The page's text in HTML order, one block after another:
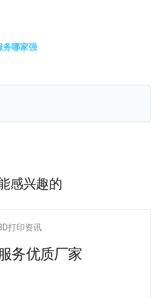
务哪家强
感兴趣的
打印资讯
务优质厂家